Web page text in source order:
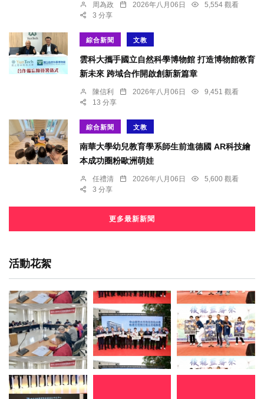
周為政 2026年八月06日
5,554 觀看
3 分享
綜合新聞 文教
雲科大攜手國立自然科學博物館 打造博物館教育
新未來 跨域合作開啟創新新篇章
陳信利 2026年八月06日
9,451 觀看
13 分享
綜合新聞 文教
南華大學幼兒教育學系師生前進德國 AR科技繪
本成功圈粉歐洲萌娃
任禮清 2026年八月06日
5,600 觀看
3 分享
更多最新新聞
活動花絮